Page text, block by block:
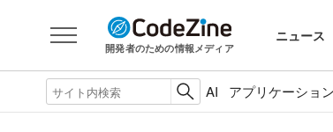
開発者のための情報メディア
ニュース
AI アプリケーショ